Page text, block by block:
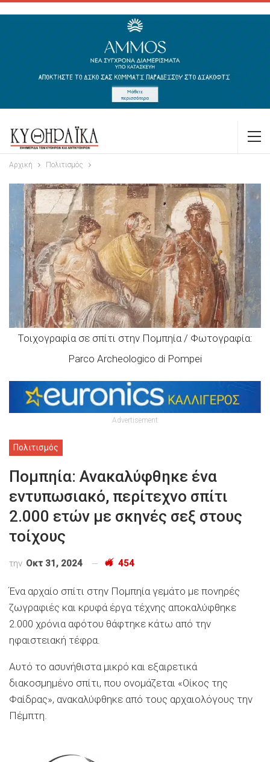
Αρχική Πολιτισμός
Τοιχογραφία σε σπίτι στην Πομπηία / Φωτογραφία:
Parco Archeologico di Pompei
Advertisement
Πολιτισμός
Πομπηία: Ανακαλύφθηκε ένα
εντυπωσιακό, περίτεχνο σπίτι
2.000 ετών με σκηνές σεξ στους
τοίχους
την Οκτ 31, 2024 454
Ένα αρχαίο σπίτι στην Πομπηία γεμάτο με πονηρές
ζωγραφιές και κρυφά έργα τέχνης αποκαλύφθηκε
2.000 χρόνια αφότου θάφτηκε κάτω από την
ηφαιστειακή τέφρα.
Αυτό το ασυνήθιστα μικρό και εξαιρετικά
διακοσμημένο σπίτι, που ονομάζεται «Οίκος της
Φαίδρας», ανακαλύφθηκε από τους αρχαιολόγους την
Πέμπτη.